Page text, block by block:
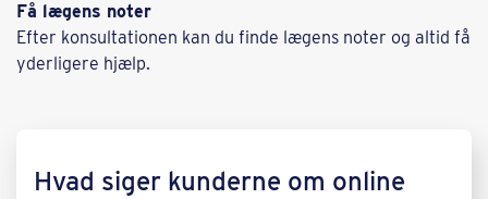
Få lægens noter
Efter konsultationen kan du finde lægens noter og altid få
yderligere hjælp.
Hvad siger kunderne om online